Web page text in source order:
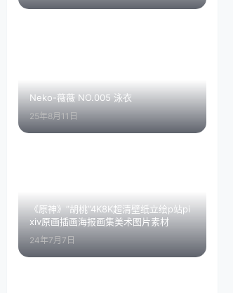
Neko-薇薇 NO.005 泳衣
25年8月11日
《原神》”胡桃”4K8K超清壁纸立绘p站pi
xiv原画插画海报画集美术图片素材
24年7月7日